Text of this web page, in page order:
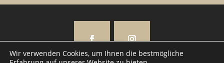
Wir verwenden Cookies, um Ihnen die bestmögliche